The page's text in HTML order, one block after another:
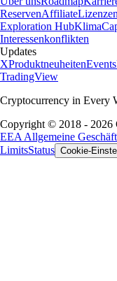
ReservenAffiliate
Exploration HubKlima
Interessenkonflikten
Updates
XProduktneuheitenEvents
TradingView
Cryptocurrency in Every
Copyright © 2018 - 2026
EEA Allgemeine
LimitsStatus Cookie-